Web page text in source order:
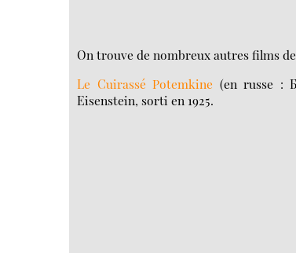
On trouve de nombreux autres films
Le Cuirassé Potemkine (en russe :
Eisenstein, sorti en 1925.